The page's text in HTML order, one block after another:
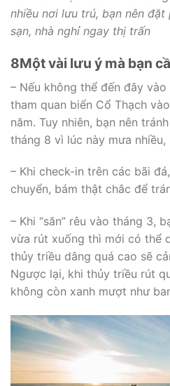
nhiều nơi lưu trú, bạn nên
sạn, nhà nghỉ ngay thị trấn
8Một vài lưu ý mà bạn
– Nếu không thể đến đây
tham quan biển Cổ Thạch
năm. Tuy nhiên, bạn nên
tháng 8 vì lúc này mưa nhiều,
– Khi check-in trên các bãi
chuyển, bám thật chắc để
– Khi “săn” rêu vào tháng 3,
vừa rút xuống thì mới có thể
thủy triều dâng quá cao sẽ
Ngược lại, khi thủy triều rút
không còn xanh mượt như